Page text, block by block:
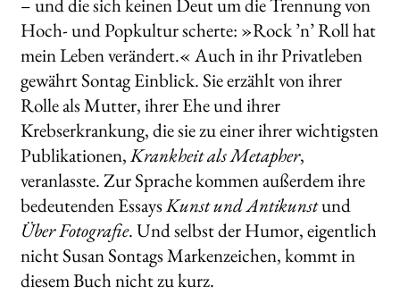
– und die sich keinen Deut um die Trennung von
Hoch- und Popkultur scherte: »Rock ’n’ Roll hat
mein Leben verändert.« Auch in ihr Privatleben
gewährt Sontag Einblick. Sie erzählt von ihrer
Rolle als Mutter, ihrer Ehe und ihrer
Krebserkrankung, die sie zu einer ihrer wichtigsten
Publikationen,Krankheit als Metapher,
veranlasste. Zur Sprache kommen außerdem ihre
bedeutenden EssaysKunst und Antikunstund
Über Fotografie. Und selbst der Humor, eigentlich
nicht Susan Sontags Markenzeichen, kommt in
diesem Buch nicht zu kurz.